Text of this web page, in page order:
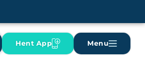
Hent App Menu